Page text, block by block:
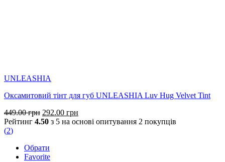
UNLEASHIA
Оксамитовий тінт для губ UNLEASHIA Luv Hug Velvet Tint
449.00грн Оригінальна
ціна:
292.00 грн
ціна:
Рейтинг 4.50 з 5 на основі опитування 2 покупців
(2)
Обрати
Favorite